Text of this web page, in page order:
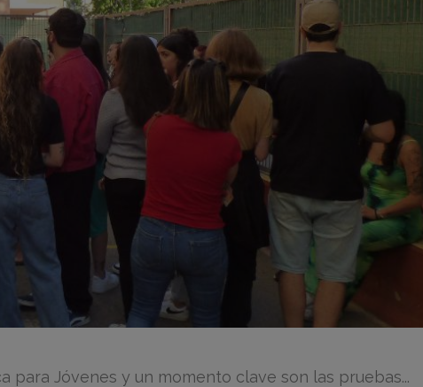
para Jóvenes y un momento clave son las pruebas...